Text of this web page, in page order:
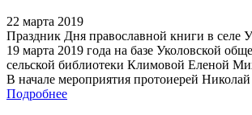
22 марта 2019
Праздник Дня православной книги в селе
19 марта 2019 года на базе Уколовской
сельской библиотеки Климовой Еленой
В начале мероприятия протоиерей
Подробнее